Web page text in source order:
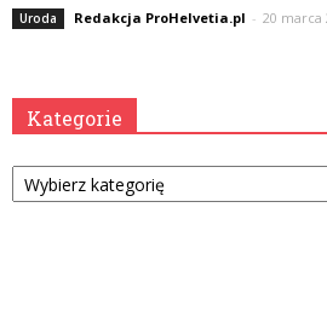
Uroda Redakcja ProHelvetia.pl - 20 marca
Kategorie
Kategorie